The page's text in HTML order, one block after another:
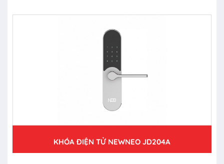
KHÓA ĐIỆN TỬ NEWNEO JD204A